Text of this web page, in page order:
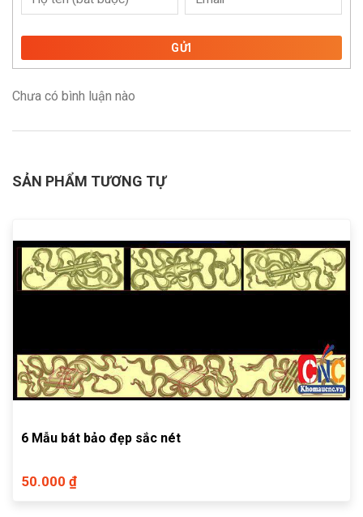
GỬI
Chưa có bình luận nào
SẢN PHẨM TƯƠNG TỰ
6 Mẫu bát bảo đẹp sắc nét
50.000 ₫